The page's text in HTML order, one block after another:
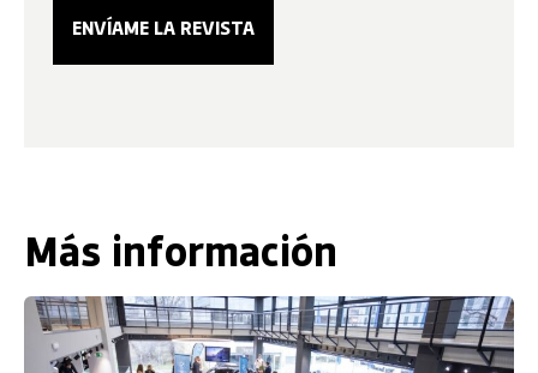
Más información